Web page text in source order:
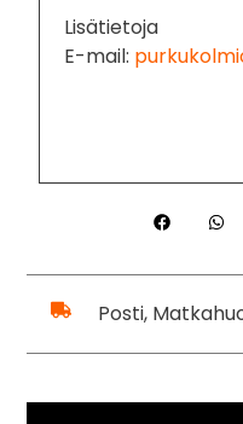
Lisätietoja
E-mail:
Posti,